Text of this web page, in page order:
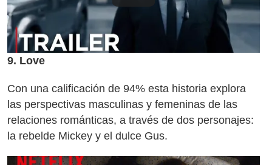
9. Love
Con una calificación de 94% esta historia explora
las perspectivas masculinas y femeninas de las
relaciones románticas, a través de dos personajes:
la rebelde Mickey y el dulce Gus.